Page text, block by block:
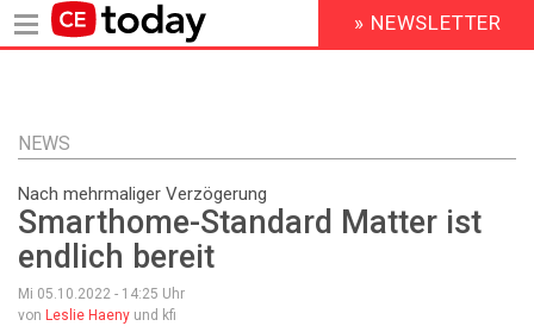
Inhalt
HEADER
MENU
» NEWSLETTER
NEWS
Nach mehrmaliger Verzögerung
Smarthome-Standard Matter ist
endlich bereit
Mi 05.10.2022 - 14:25 Uhr
von Leslie Haeny und kfi